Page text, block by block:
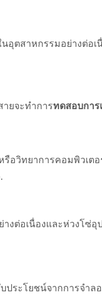
อุตสาหกรรมอย่างต่อเ
ยจะทำการทดสอบการ
อวิทยาการคอมพิวเตอ
ต่อเนื่องและห่วงโซ่อุ
ระโยชน์จากการจำล